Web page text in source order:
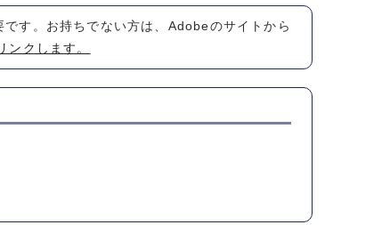
す。お持ちでない方は、Adobeのサイトから
クします。